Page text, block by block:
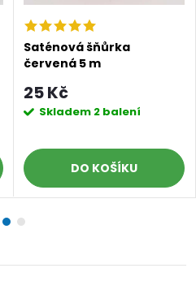
Saténová šňůrka
červená 5 m
25 Kč
Skladem 2 balení
DO KOŠÍKU